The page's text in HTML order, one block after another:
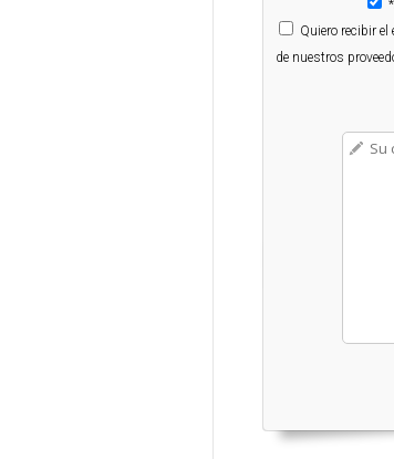
Quiero recibir el
de nuestros